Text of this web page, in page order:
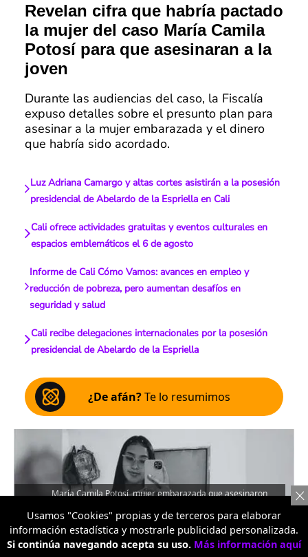
Revelan cifra que habría pactado
la mujer del caso María Camila
Potosí para que asesinaran a la
joven
Durante las audiencias del caso, la Fiscalía
expuso detalles sobre el presunto plan para
asesinar a la mujer embarazada y el dinero
que habría sido acordado.
Luz Adriana Camargo y altas cortes asistirán a la posesión
presidencial de Abelardo de la Espriella en Cali
Cali ofrece actividades gratuitas y eventos culturales en
espacios emblemáticos el 6 de agosto
Informe de Cali Cómo Vamos: avances en empleo y
reducción de pobreza, pero aumentan desafíos en
seguridad y salud
Cali recibe delegaciones internacionales por la posesión
presidencial de Abelardo de la Espriella
¿De afán?Te lo resumimos
María Camila Potosí, mujer embarazada que asesinaron
Usamos "Cookies" propias y de terceros para elaborar
información estadística y mostrarle publicidad personalizada.
Si continúa navegando acepta su uso. Más información aquí